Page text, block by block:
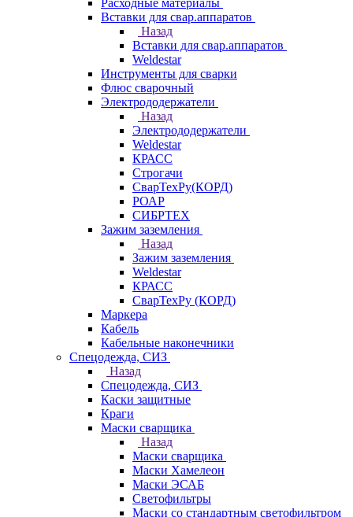
Расходные материалы
Вставки для свар.аппаратов
Назад
Вставки для свар.аппаратов
Weldestar
Инструменты для сварки
Флюс сварочный
Электрододержатели
Назад
Электрододержатели
Weldestar
КРАСС
Строгачи
СварТехРу(КОРД)
РОАР
СИБРТЕХ
Зажим заземления
Назад
Зажим заземления
Weldestar
КРАСС
СварТехРу (КОРД)
Маркера
Кабель
Кабельные наконечники
Спецодежда, СИЗ
Назад
Спецодежда, СИЗ
Каски защитные
Краги
Маски сварщика
Назад
Маски сварщика
Маски Хамелеон
Маски ЭСАБ
Светофильтры
Маски со стандартным светофильтром